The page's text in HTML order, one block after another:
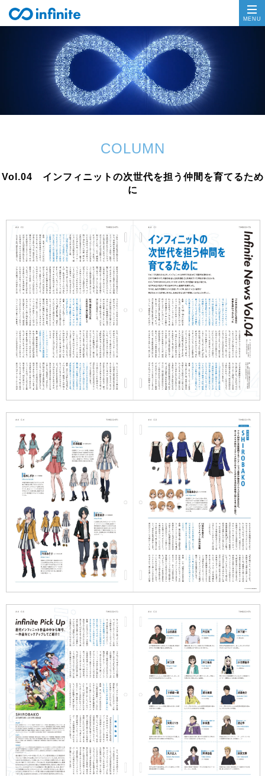
COLUMN
Vol.04 インフィニットの次世代を担う仲間を育てるため
に